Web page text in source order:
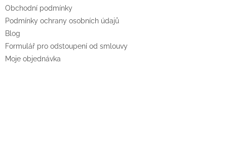
Obchodní podmínky
Podmínky ochrany osobních údajů
Blog
Formulář pro odstoupení od smlouvy
Moje objednávka